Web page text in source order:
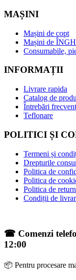
MAȘINI
Mașini de copt
Mașini de
Consumabile,
INFORMAȚII
Livrare rapida
Catalog de
Întrebări
Teflonare
POLITICI ȘI
Termeni și
Drepturile
Politica de
Politica de
Politica de
Condiții de
☎ Comenzi
12:00
📦 Pentru procesare